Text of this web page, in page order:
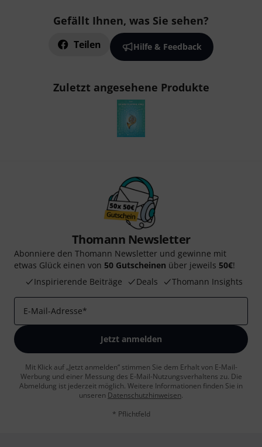
Gefällt Ihnen, was Sie sehen?
Teilen Hilfe & Feedback
Zuletzt angesehene Produkte
Thomann Newsletter
Abonniere den Thomann Newsletter und gewinne mit
etwas Glück einen von 50 Gutscheinen über jeweils 50€!
Inspirierende Beiträge
Deals Thomann Insights
E-Mail-Adresse*
Jetzt anmelden
Mit Klick auf „Jetzt anmelden“ stimmen Sie dem Erhalt von E-Mail-
Werbung und einer Messung des E-Mail-Nutzungsverhaltens zu. Die
Abmeldung ist jederzeit möglich. Weitere Informationen finden Sie in
unseren Datenschutzhinweisen.
* Pflichtfeld